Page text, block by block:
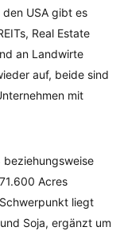
USA gibt es
Real Estate
an Landwirte
auf, beide sind
mit
beziehungsweise
Acres
liegt
Soja, ergänzt um